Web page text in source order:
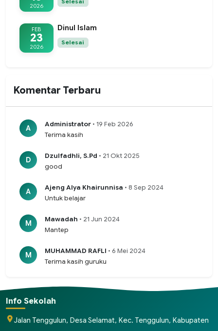
2026
Selesai
FEB
23
2026
Dinul Islam
Selesai
Komentar Terbaru
A Administrator • 19 Feb 2026
Terima kasih
D Dzulfadhli, S.Pd • 21 Okt 2025
good
A Ajeng Alya Khairunnisa • 8 Sep 2024
Untuk belajar
M Mawadah • 21 Jun 2024
Mantep
M MUHAMMAD RAFLI • 6 Mei 2024
Terima kasih guruku
Info Sekolah
Jalan Tenggulun, Desa Selamat, Kec. Tenggulun, Kabupaten